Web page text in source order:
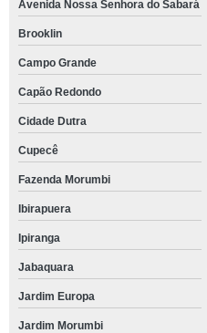
Avenida Nossa Senhora do Sabará
Brooklin
Campo Grande
Capão Redondo
Cidade Dutra
Cupecê
Fazenda Morumbi
Ibirapuera
Ipiranga
Jabaquara
Jardim Europa
Jardim Morumbi